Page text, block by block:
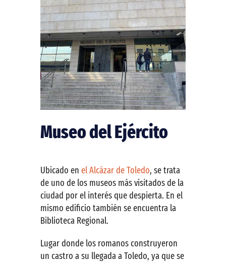
Museo del Ejército
Ubicado en el Alcázar de Toledo, se trata
de uno de los museos más visitados de la
ciudad por el interés que despierta. En el
mismo edificio también se encuentra la
Biblioteca Regional.
Lugar donde los romanos construyeron
un castro a su llegada a Toledo, ya que se